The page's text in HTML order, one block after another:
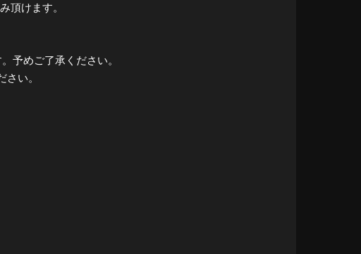
頂けます。
予めご了承ください。
い。